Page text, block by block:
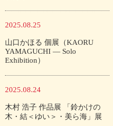
2025.08.25
山口かほる 個展（KAORU
YAMAGUCHI — Solo
Exhibition）
2025.08.24
木村 浩子 作品展 「鈴かけの
木・結＜ゆい＞・美ら海」展